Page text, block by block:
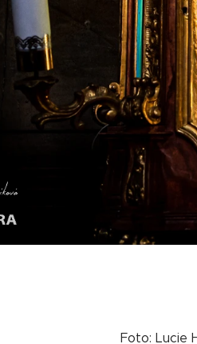
Foto: Lucie